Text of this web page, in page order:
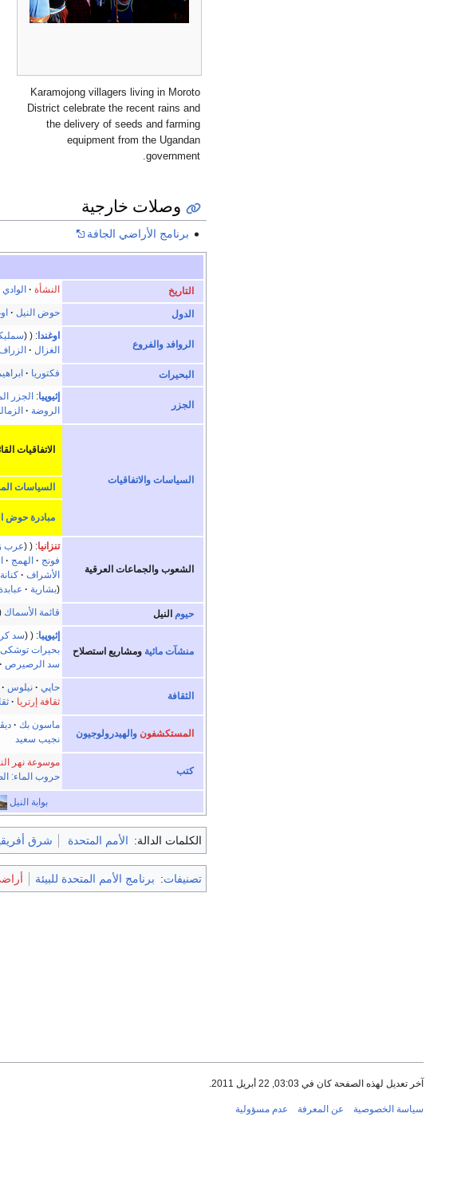
Karamojong villagers living in Moroto
District celebrate the recent rains and
the delivery of seeds and farming
equipment from the Ugandan
government.
وصلات خارجية
برنامج الأراضي الجافة
التاريخ النشأة الوادي
الدول حوض النيل
الروافد والفروع
اوغندا:
الغزال
البحيرات فكتوريا
الجزر
إثيوپيا:الجزر
الروضة
السياسات والاتفاقيات
الاتفاقيات
السياسات
مبادرة حوض
الشعوب و الجماعات العرقية
تنزانيا: عرب
فونج
الهمج
الأشراف
كنانة
بشارية
حيوم النيل قائمة الأسماك
منشآت مائية ومشاريع استصلاح
إثيوپيا: سد
بحيرات توشكى
سد الرصيرص
الثقافة
حاپي نيلوس
ثقافة إرتريا
المستكشفون والهيدرولوجيون
ماسون بك
نجيب سعيد
كتب
موسوعة نهر
حروب الماء:
بوابة النيل
الكلمات الدالة: الأمم المتحدة شرق
تصنيفات: برنامج الأمم المتحدة للبيئة
آخر تعديل لهذه الصفحة كان في 03:03, 22 أبريل 2011.
سياسة الخصوصية عن المعرفة عدم مسؤولية